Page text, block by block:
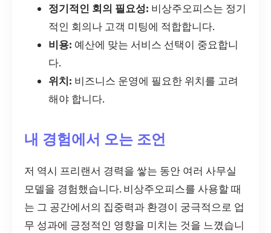
정기적인 회의 필요성: 비상주오피스는 정기
적인 회의나 고객 미팅에 적합합니다.
비용: 예산에 맞는 서비스 선택이 중요합니
다.
위치: 비즈니스 운영에 필요한 위치를 고려
해야 합니다.
내 경험에서 오는 조언
저 역시 프리랜서 경력을 쌓는 동안 여러 사무실
모델을 경험했습니다. 비상주오피스를 사용할 때
는 그 공간에서의 집중력과 환경이 궁극적으로 업
무 성과에 긍정적인 영향을 미치는 것을 느꼈습니